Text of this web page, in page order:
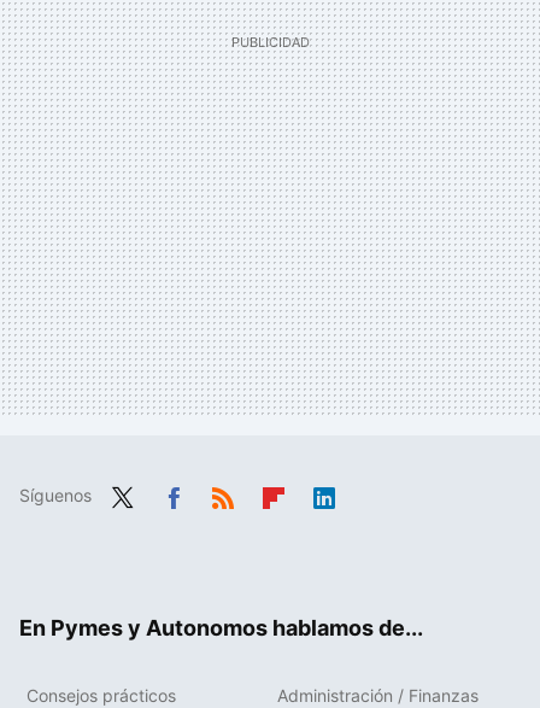
Síguenos
En Pymes y Autonomos hablamos de...
Consejos prácticos Administración / Finanzas